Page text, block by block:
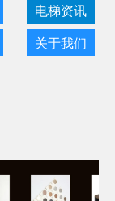
电梯资讯
关于我们